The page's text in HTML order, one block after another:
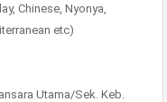
Chinese, Nyonya,
etc)
Utama/Sek. Keb.